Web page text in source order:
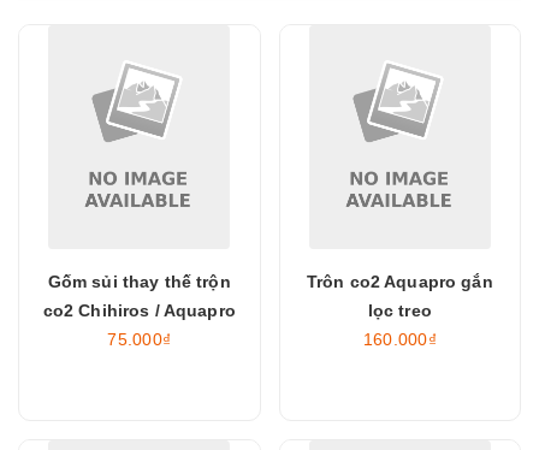
Gốm sủi thay thế trộn
co2 Chihiros / Aquapro
75.000₫
Trôn co2 Aquapro gắn
lọc treo
160.000₫